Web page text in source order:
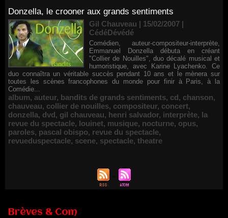
Donzella, le crooner aux grands sentiments
Gil Chauveau | 15/02/2007 |
CédéDévédé
Comédien, auteur-compositeur-interprète,
Emmanuel Donzella débuta en créant
"Collier de Nouilles", duo décalé musical et
humoristique, avec Karine Lyachenko. Ce
duo connaîtra un véritable succès pendant 10 ans et le mènera sur
toutes les scènes francophones du monde pour finir à Paris, à la
Comédie...
album, auteur, bandits de grands sentiments, cd, chanson,
chauveau, collier de nouilles, compositeur, concert,
donzella, dvd, gil chauveau, henri salvador, interprète, la
revue du spectacle, louinet, musique, nocturne, opus,
paroles, pascal obispo, revue du spectacle,
revueduspectacle, scene, spectacle, theatre
Brèves & Com